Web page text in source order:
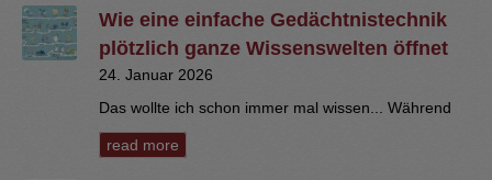
Wie eine einfache Gedächtnistechnik
plötzlich ganze Wissenswelten öffnet
24. Januar 2026
Das wollte ich schon immer mal wissen... Während
read more